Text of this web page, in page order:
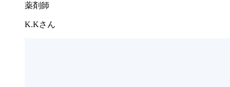
薬剤師
K.Kさん